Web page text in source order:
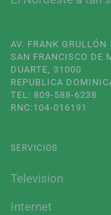
AV. FRANK
SAN FRANCISCO DE
DUARTE, 31000
REPUBLICA
TEL: 809-588-6238
RNC:104-016191
SERVICIOS
Television
Internet